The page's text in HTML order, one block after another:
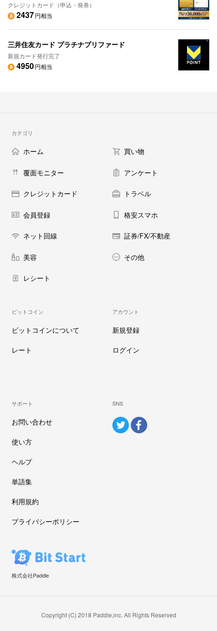
クレジットカード（申込・発券）
2437円相当
三井住友カード プラチナプリファード
新規カード発行完了
4950円相当
カテゴリ
ホーム 買い物
覆面モニター アンケート
クレジットカード トラベル
会員登録 格安スマホ
ネット回線 証券/FX/不動産
美容 その他
レシート
ビットコイン
ビットコインについて
レート
アカウント
新規登録
ログイン
サポート
お問い合わせ
使い方
ヘルプ
単語集
利用規約
プライバシーポリシー
SNS
株式会社Paddle
Copyright (C) 2018 Paddle,inc. All Rights Reserved